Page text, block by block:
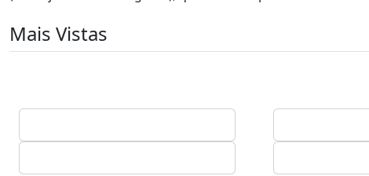
Mais Vistas